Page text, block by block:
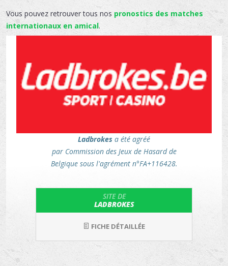
Vous pouvez retrouver tous nos pronostics des matches
internationaux en amical.
Ladbrokes a été agréé
par Commission des Jeux de Hasard de
Belgique sous l'agrément n°FA+116428.
SITE DE
LADBROKES
FICHE DÉTAILLÉE